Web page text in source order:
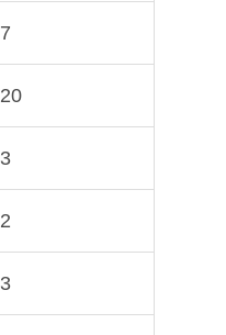
7
20
3
2
3